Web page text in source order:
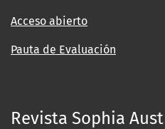
Acceso abierto
Pauta de Evaluación
Revista Sophia